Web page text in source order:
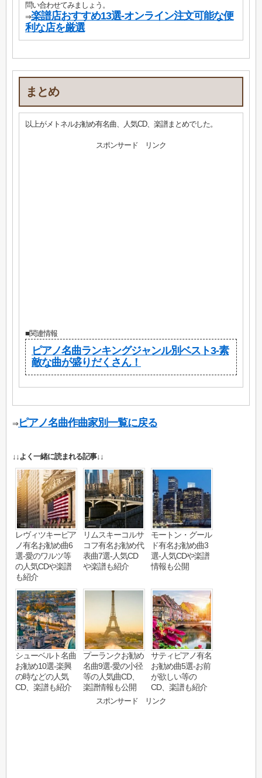
問い合わせてみましょう。
⇒楽譜店おすすめ13選-オンライン注文可能な便
利な店を厳選
まとめ
以上がメトネルお勧め有名曲、人気CD、楽譜まとめでした。
スポンサード リンク
■関連情報
ピアノ名曲ランキングジャンル別ベスト3-素
敵な曲が盛りだくさん！
⇒ピアノ名曲作曲家別一覧に戻る
↓↓よく一緒に読まれる記事↓↓
レヴィツキーピア
ノ有名お勧め曲6
選-愛のワルツ等
の人気CDや楽譜
も紹介
リムスキーコルサ
コフ有名お勧め代
表曲7選-人気CD
や楽譜も紹介
モートン・グール
ド有名お勧め曲3
選-人気CDや楽譜
情報も公開
シューベルト名曲
お勧め10選-楽興
の時などの人気
CD、楽譜も紹介
プーランクお勧め
名曲9選-愛の小径
等の人気曲CD、
楽譜情報も公開
サティピアノ有名
お勧め曲5選-お前
が欲しい等の
CD、楽譜も紹介
スポンサード リンク